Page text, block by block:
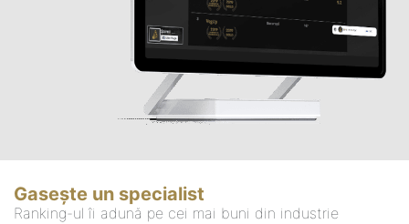
Gasește un specialist
Ranking-ul îi adună pe cei mai buni din industrie